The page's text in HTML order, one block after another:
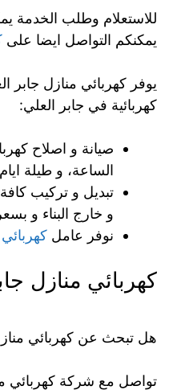
للاستعلام وطلب الخدمة
يمكنكم التواصل ايضا على
يوفر كهربائي منازل
كهربائية في جابر العلي:
صيانة و اصلاح
الساعة، و طيلة
تبديل و تركيب كافة
و خارج البناء و
نوفر عامل كهربائي
كهربائي منازل
هل تبحث عن كهربائي
تواصل مع شركة كهربائي